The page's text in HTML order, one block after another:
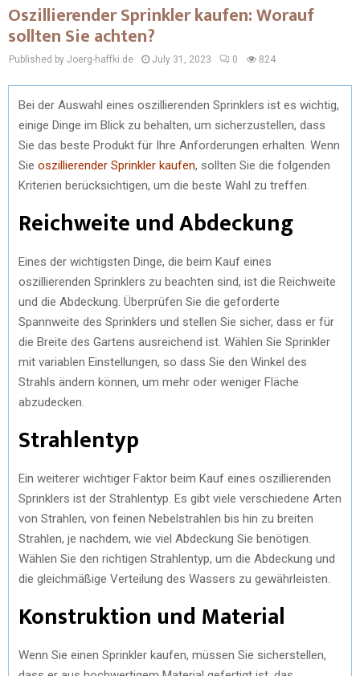
Oszillierender Sprinkler kaufen: Worauf
sollten Sie achten?
Published by Joerg-haffki.de July 31, 2023 0 824
Bei der Auswahl eines oszillierenden Sprinklers ist es wichtig,
einige Dinge im Blick zu behalten, um sicherzustellen, dass
Sie das beste Produkt für Ihre Anforderungen erhalten. Wenn
Sie oszillierender Sprinkler kaufen, sollten Sie die folgenden
Kriterien berücksichtigen, um die beste Wahl zu treffen.
Reichweite und Abdeckung
Eines der wichtigsten Dinge, die beim Kauf eines
oszillierenden Sprinklers zu beachten sind, ist die Reichweite
und die Abdeckung. Überprüfen Sie die geforderte
Spannweite des Sprinklers und stellen Sie sicher, dass er für
die Breite des Gartens ausreichend ist. Wählen Sie Sprinkler
mit variablen Einstellungen, so dass Sie den Winkel des
Strahls ändern können, um mehr oder weniger Fläche
abzudecken.
Strahlentyp
Ein weiterer wichtiger Faktor beim Kauf eines oszillierenden
Sprinklers ist der Strahlentyp. Es gibt viele verschiedene Arten
von Strahlen, von feinen Nebelstrahlen bis hin zu breiten
Strahlen, je nachdem, wie viel Abdeckung Sie benötigen.
Wählen Sie den richtigen Strahlentyp, um die Abdeckung und
die gleichmäßige Verteilung des Wassers zu gewährleisten.
Konstruktion und Material
Wenn Sie einen Sprinkler kaufen, müssen Sie sicherstellen,